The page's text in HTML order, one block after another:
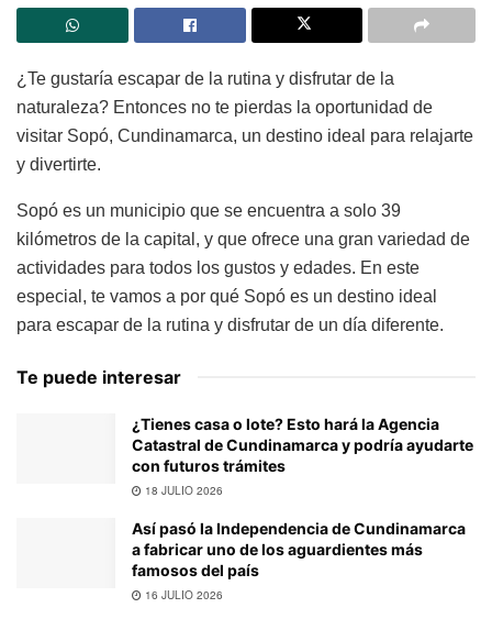
¿Te gustaría escapar de la rutina y disfrutar de la
naturaleza? Entonces no te pierdas la oportunidad de
visitar Sopó, Cundinamarca, un destino ideal para relajarte
y divertirte.
Sopó es un municipio que se encuentra a solo 39
kilómetros de la capital, y que ofrece una gran variedad de
actividades para todos los gustos y edades. En este
especial, te vamos a por qué Sopó es un destino ideal
para escapar de la rutina y disfrutar de un día diferente.
Te puede interesar
¿Tienes casa o lote? Esto hará la Agencia
Catastral de Cundinamarca y podría ayudarte
con futuros trámites
18 JULIO 2026
Así pasó la Independencia de Cundinamarca
a fabricar uno de los aguardientes más
famosos del país
16 JULIO 2026